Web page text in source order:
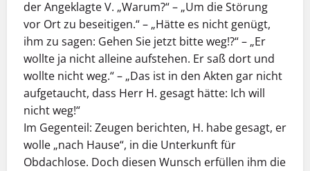
der Angeklagte V. „Warum?“ – „Um die Störung
vor Ort zu beseitigen.“ – „Hätte es nicht genügt,
ihm zu sagen: Gehen Sie jetzt bitte weg!?“ – „Er
wollte ja nicht alleine aufstehen. Er saß dort und
wollte nicht weg.“ – „Das ist in den Akten gar nicht
aufgetaucht, dass Herr H. gesagt hätte: Ich will
nicht weg!“
Im Gegenteil: Zeugen berichten, H. habe gesagt, er
wolle „nach Hause“, in die Unterkunft für
Obdachlose. Doch diesen Wunsch erfüllen ihm die